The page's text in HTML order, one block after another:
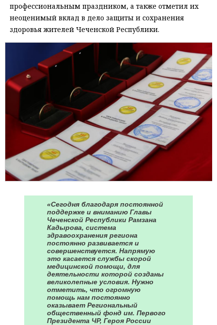
профессиональным праздником, а также отметил их
неоценимый вклад в дело защиты и сохранения
здоровья жителей Чеченской Республики.
«Сегодня благодаря постоянной
поддержке и вниманию Главы
Чеченской Республики Рамзана
Кадырова, система
здравоохранения региона
постоянно развивается и
совершенствуется. Напрямую
это касается службы скорой
медицинской помощи, для
деятельности которой созданы
великолепные условия. Нужно
отметить, что огромную
помощь нам постоянно
оказывает Региональный
общественный фонд им. Первого
Президента ЧР, Героя России